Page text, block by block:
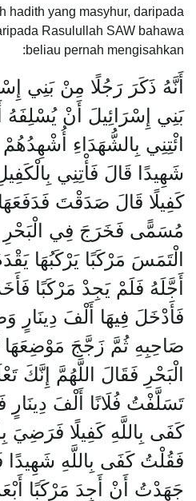
hadith yang masyhur, daripada
Rasulullah SAW bahawa
beliau pernah mengisahkan:
أَنَّهُ ذَكَرَ رَجُلًا مِنْ بَنِي
بَنِي إِسْرَائِيلَ أَنْ يُسْلِفَهُ
ائْتِنِي بِالشُّهَدَاءِ
شَهِيدًا قَالَ فَأْتِنِي
كَفِيلًا قَالَ صَدَقْتَ
مُسَمًّى فَخَرَجَ فِي
الْتَمَسَ مَرْكَبًا يَرْكَبُهَا
أَجَّلَهُ فَلَمْ يَجِدْ مَرْكَبًا
فَأَدْخَلَ فِيهَا أَلْفَ دِينَارٍ
صَاحِبِهِ ثُمَّ زَجَّجَ مَوْضِعَهَا
الْبَحْرِ فَقَالَ اللَّهُمَّ إِنَّكَ
تَسَلَّفْتُ فُلَانًا أَلْفَ دِينَارٍ
كَفَى بِاللَّهِ كَفِيلًا فَرَضِيَ
فَقُلْتُ كَفَى بِاللَّهِ
جَهَدْتُ أَنْ أَجِدَ مَرْكَبًا